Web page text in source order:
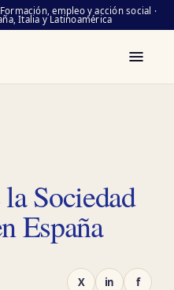
Formación, empleo y acción social ·
Italia y Latinoamérica
Sociedad
España
X in f